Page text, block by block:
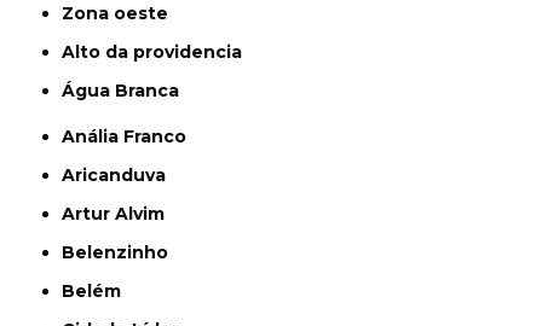
Zona oeste
alto da providencia
Água Branca
Anália Franco
Aricanduva
Artur Alvim
Belenzinho
Belém